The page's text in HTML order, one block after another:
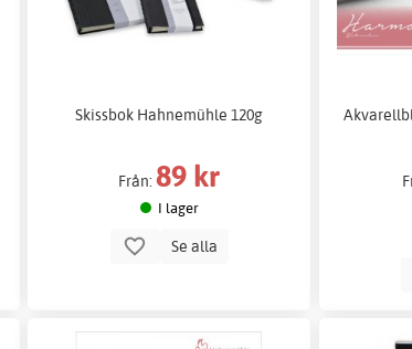
Skissbok Hahnemühle 120g
Från:89 kr
I lager
Se alla